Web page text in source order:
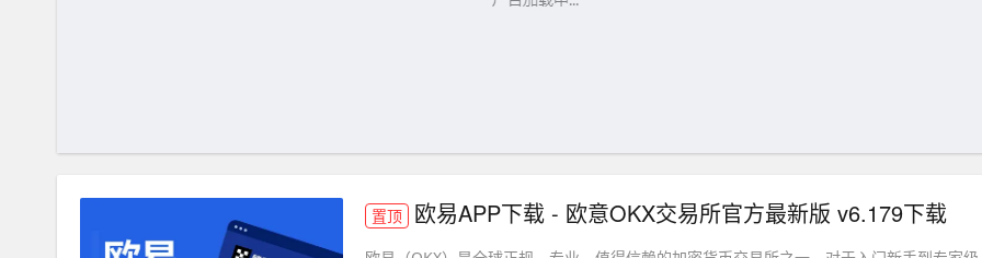
置顶 欧易APP下载 - 欧意OKX交易所官方最新版 v6.179下载